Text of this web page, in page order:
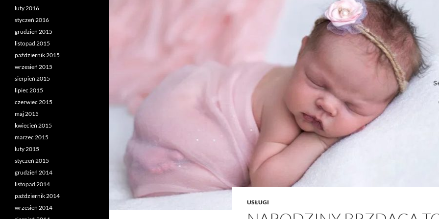
USŁUGI
luty 2016
styczeń 2016
grudzień 2015
listopad 2015
październik 2015
wrzesień 2015
sierpień 2015
lipiec 2015
czerwiec 2015
maj 2015
kwiecień 2015
marzec 2015
luty 2015
styczeń 2015
grudzień 2014
listopad 2014
październik 2014
wrzesień 2014